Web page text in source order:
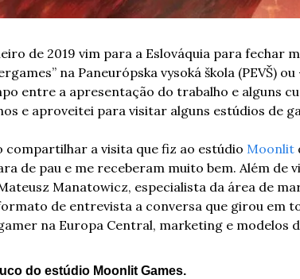
de 2019 vim para a Eslováquia para fechar
na Paneurópska vysoká škola (PEVŠ)
entre a apresentação do trabalho e alguns
e aproveitei para visitar alguns estúdios de
compartilhar a visita que fiz ao estúdio Moonlit
de pau e me receberam muito bem. Além de
Manatowicz, especialista da área de
de entrevista a conversa que girou em
na Europa Central, marketing e modelos
do estúdio Moonlit Games.